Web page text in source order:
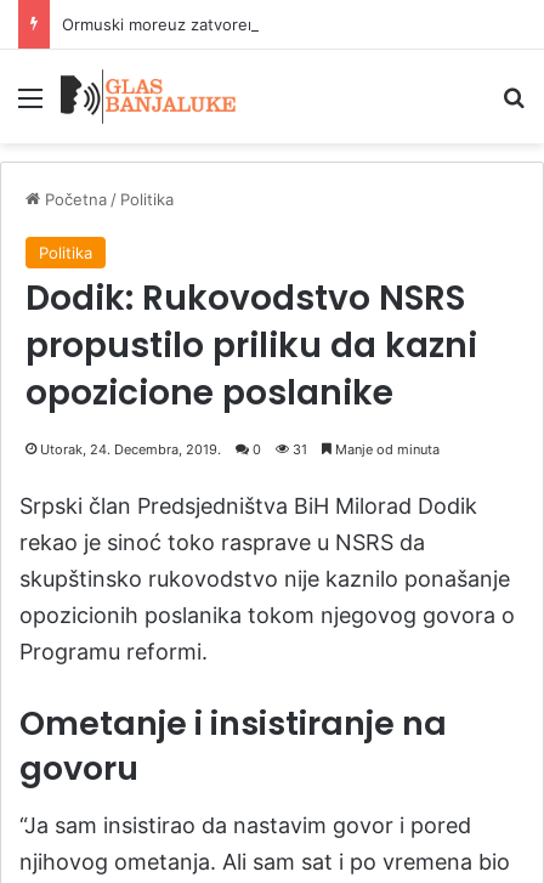
Meni
Početna / Politika
Politika
Dodik: Rukovodstvo NSRS
propustilo priliku da kazni
opozicione poslanike
Utorak, 24. Decembra, 2019. 0 31 Manje od minuta
Srpski član Predsjedništva BiH Milorad Dodik
rekao je sinoć toko rasprave u NSRS da
skupštinsko rukovodstvo nije kaznilo ponašanje
opozicionih poslanika tokom njegovog govora o
Programu reformi.
Ometanje i insistiranje na
govoru
“Ja sam insistirao da nastavim govor i pored
njihovog ometanja. Ali sam sat i po vremena bio